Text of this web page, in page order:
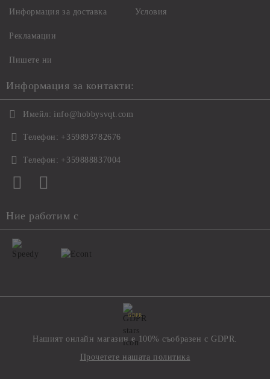
Информация за доставка
Рекламации
Пишете ни
Условия
Информация за контакти:
Имейл: info@hobbysvqt.com
Телефон: +359893782676
Телефон: +359888837004
Ние работим с
GDPR
Нашият онлайн магазин е 100% съобразен с GDPR.
Прочетете нашата политика